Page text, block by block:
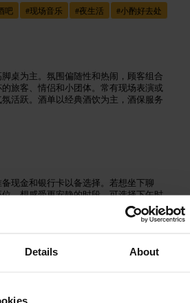
Details About
吧 #现场音乐 #夜生活 #小酌好去处
桌为主。氛围偏随性和热闹，顾客组合
旅客、情侣和小团体。常有现场表演或
活跃。酒单以经典酒饮为主，酒保服务
现金和银行卡以备选择。若想坐下聊
。想感受更安静的时段，可选择下午时
。附近有许多餐馆，酒前或酒后都方便